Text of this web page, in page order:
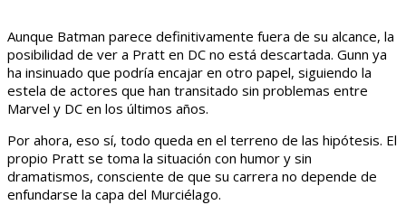
Aunque Batman parece definitivamente fuera de su alcance, la
posibilidad de ver a Pratt en DC no está descartada. Gunn ya
ha insinuado que podría encajar en otro papel, siguiendo la
estela de actores que han transitado sin problemas entre
Marvel y DC en los últimos años.
Por ahora, eso sí, todo queda en el terreno de las hipótesis. El
propio Pratt se toma la situación con humor y sin
dramatismos, consciente de que su carrera no depende de
enfundarse la capa del Murciélago.